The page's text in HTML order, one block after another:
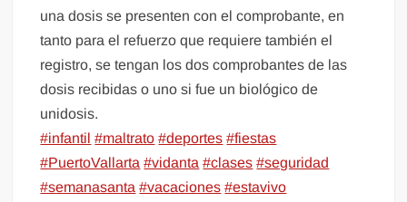
una dosis se presenten con el comprobante, en
tanto para el refuerzo que requiere también el
registro, se tengan los dos comprobantes de las
dosis recibidas o uno si fue un biológico de
unidosis.
#infantil #maltrato #deportes #fiestas
#PuertoVallarta #vidanta #clases #seguridad
#semanasanta #vacaciones #estavivo